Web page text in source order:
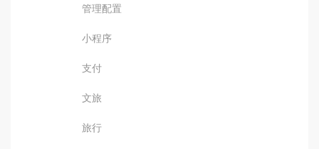
管理配置
小程序
支付
文旅
旅行